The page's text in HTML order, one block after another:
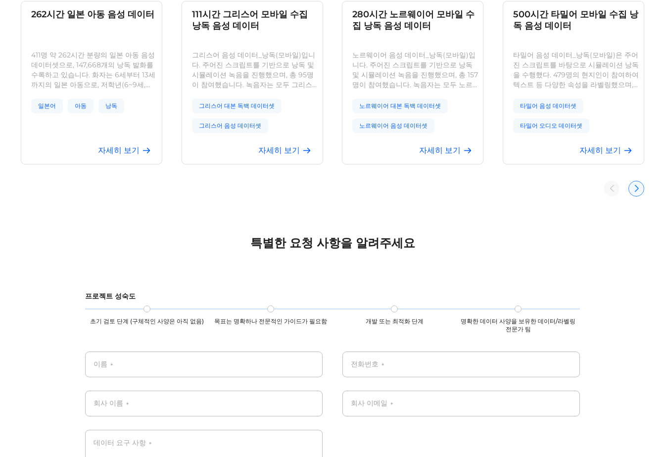
262시간 일본 아동 음성 데이터
411명 약 262시간 분량의 일본 아동 음성
데이터셋으로, 147,668개의 낭독 발화를
수록하고 있습니다. 화자는 6세부터 13세
까지의 일본 아동으로, 저학년(6~9세,
류되며 성별 구성이 균형 있게 이루어져
동 음성 인식(ASR), 음성 합성(TTS), 화자
인식, 발음 평가 등의 태스크에 활용 가능
일본어 아동 낭독
자세히 보기
111시간 그리스어 모바일 수집
낭독 음성 데이터
그리스어 음성 데이터_낭독(모바일)입니
다. 주어진 스크립트를 기반으로 낭독 및
시뮬레이션 녹음을 진행했으며, 총 95명
이 참여했습니다. 녹음자는 모두 그리스
녹음했습니다. 녹음 내용은 광범위하며, 1
지정 교정을 거쳐 정확도가 높으며, 음성
을 통해 실제 환경의 다양성에서도 탁월
한 성능을 발휘함을 입증했습니다. 데이
그리스어 대본 독백 데이터셋
그리스어 음성 데이터셋
그리스어 오디오 데이터셋
그리스어 음성 데이터
자세히 보기
280시간 노르웨이어 모바일 수
집 낭독 음성 데이터
노르웨이어 음성 데이터_낭독(모바일)입
니다. 주어진 스크립트를 기반으로 낭독
및 시뮬레이션 녹음을 진행했으며, 총 157
명이 참여했습니다. 녹음자는 모두 노르
에서 녹음했습니다. 녹음 내용은 광범위
는 인공지정 교정을 거쳐 정확도가 높으
기업 검증을 통해 실제 환경의 다양성에
서도 탁월한 성능을 발휘함을 입증했습니
노르웨이어 대본 독백 데이터셋
노르웨이어 음성 데이터셋
노르웨이어 음성 합성 데이터
노르웨이어 NLP 코퍼스
자세히 보기
500시간 타밀어 모바일 수집 낭
독 음성 데이터
타밀어 음성 데이터_낭독(모바일)은 주어
진 스크립트를 바탕으로 시뮬레이션 낭독
을 수행했다. 479명의 현지인이 참여하여
텍스트 등 다양한 속성을 라벨링했으며,
유용하며, 다수의 AI 기업 검증을 통해 실
강화에 기여한다. 모든 데이터는 GDPR,
타밀어 음성 데이터셋
타밀어 오디오 데이터셋
타밀어 독백 데이터셋
자세히 보기
특별한 요청 사항을 알려주세요
프로젝트 성숙도
초기 검토 단계 (구체적인 사양은 아직 없음) 목표는 명확하나 전문적인 가이드가 필요함 개발 또는 최적화 단계
명확한 데이터 사양을 보유한 데이터/라벨링
전문가 팀
이름 * 전화번호 *
회사 이름 * 회사 이메일 *
데이터 요구 사항 *